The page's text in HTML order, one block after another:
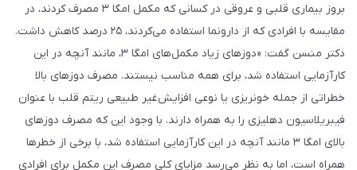
بروز بیماری قلبی و عروقی در کسانی که مکمل امگا ۳ مصرف کردند، در
مقایسه با افرادی که از دارونما استفاده می‌کردند، ۲۵ درصد کاهش داشت.
دکتر منسن گفت: «دوزهای زیاد مکمل‌های امگا ۳، مانند آنچه در این
کارآزمایی استفاده شد، برای همه مناسب نیستند. مصرف دوزهای بالا
خطراتی از جمله خونریزی یا نوعی افزایش غیر طبیعی ریتم قلب با عنوان
فیبریلاسیون دهلیزی را به همراه دارند. با وجود این که مصرف دوزهای
بالای امگا ۳ مانند آنچه در این کارآزمایی استفاده شد، با برخی از خطرها
همراه است، اما به نظر می‌رسد مزایای کلی مصرف این مکمل برای افرادی